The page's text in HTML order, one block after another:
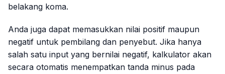
belakang koma.
Anda juga dapat memasukkan nilai positif maupun
negatif untuk pembilang dan penyebut. Jika hanya
salah satu input yang bernilai negatif, kalkulator akan
secara otomatis menempatkan tanda minus pada